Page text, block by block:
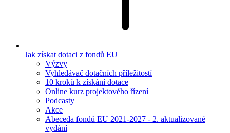
Jak získat dotaci z fondů EU
Výzvy
Vyhledávač dotačních příležitostí
10 kroků k získání dotace
Online kurz projektového řízení
Podcasty
Akce
Abeceda fondů EU 2021-2027 - 2. aktualizované
vydání